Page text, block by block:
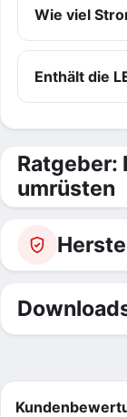
Wie viel
Enthält die
Ratgeber:
umrüsten